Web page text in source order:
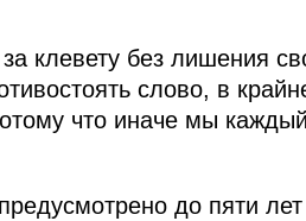
клевету без лишения
слово, в
что иначе мы
до пяти лет